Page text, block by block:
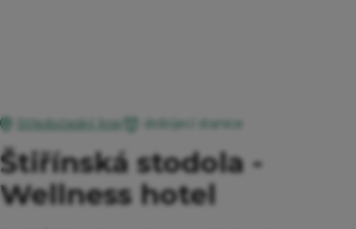
Středočeský kraj dobíjecí stanice
Štiřínská stodola -
Wellness hotel